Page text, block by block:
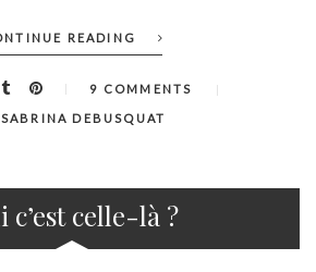
READING
9 COMMENTS
SABRINA DEBUSQUAT
c’est celle-là ?